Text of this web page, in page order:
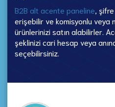
B2B alt acente paneline ,
erişebilir ve komisyonlu veya
ürünlerinizi satın alabilirler.
şeklinizi cari hesap veya
seçebilirsiniz.